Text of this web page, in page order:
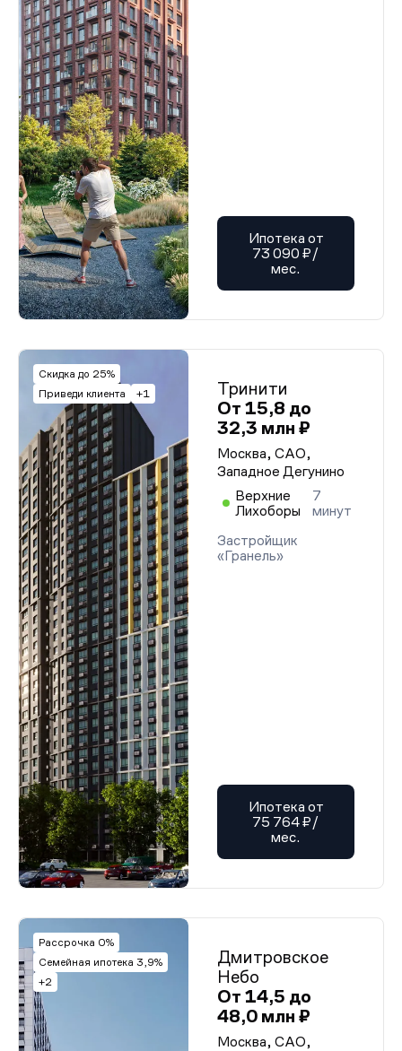
Ипотека от
73 090 ₽/
мес.
Скидка до 25%
Приведи клиента
+1
Тринити
От 15,8 до
32,3 млн ₽
Москва, САО,
Западное Дегунино
Верхние
Лихоборы
7
минут
Застройщик
«Гранель»
Ипотека от
75 764 ₽/
мес.
Рассрочка 0%
Семейная ипотека 3,9%
+2
Дмитровское
Небо
От 14,5 до
48,0 млн ₽
Москва, САО,